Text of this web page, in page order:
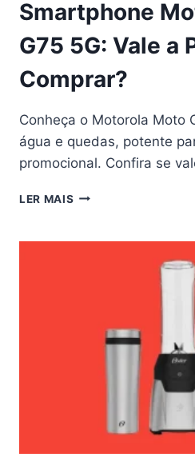
Smartphone
G75 5G: Vale a
Comprar?
Conheça o Motorola Moto
água e quedas, potente
promocional. Confira se
LER MAIS SMARTPHONE
G75
COMPRAR?